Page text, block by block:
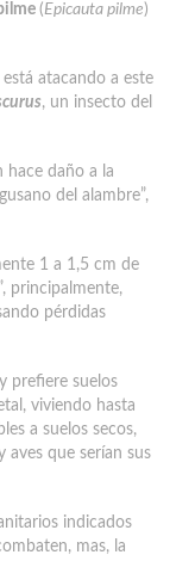
(Epicauta pilme)
atacando a este
, un insecto del
hace daño a la
del alambre”,
1 a 1,5 cm de
principalmente,
pérdidas
prefiere suelos
viviendo hasta
a suelos secos,
aves que serían sus
indicados
mas, la